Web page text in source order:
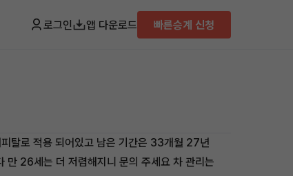
로그인 앱 다운로드 빠른승계 신청
탈로 적용 되어있고 남은 기간은 33개월 27년
만 26세는 더 저렴해지니 문의 주세요 차 관리는